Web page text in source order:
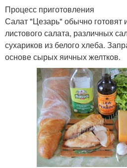
Процесс приготовления
Салат "Цезарь" обычно готовят
листового салата, различных
сухариков из белого хлеба.
основе сырых яичных желтков.